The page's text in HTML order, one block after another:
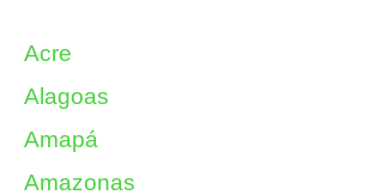
Acre
Alagoas
Amapá
Amazonas